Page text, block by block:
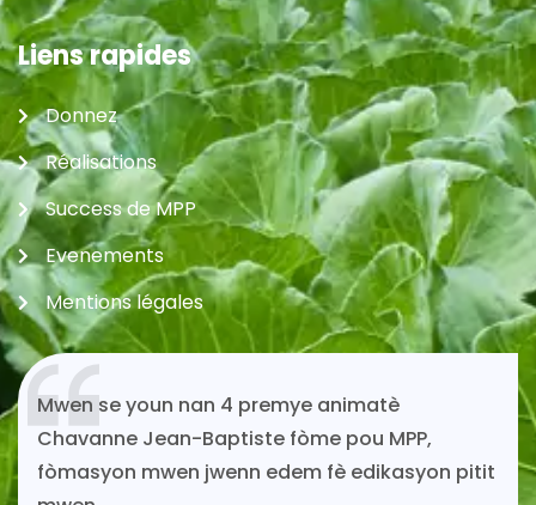
Liens rapides
Donnez
Réalisations
Success de MPP
Evenements
Mentions légales
se youn nan 4 premye animatè
Jean-Baptiste fòme pou MPP,
mwen jwenn edem fè edikasyon pitit
Si